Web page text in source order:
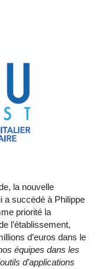
la nouvelle
a succédé à Philippe
priorité la
l’établissement,
d’euros dans le
équipes dans les
d’applications